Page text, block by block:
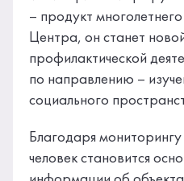
– продукт
Центра, он станет
профилактической
по направлению –
социального
Благодаря
человек становится